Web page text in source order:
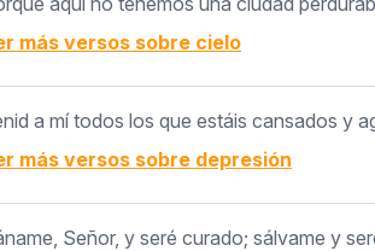
más versos sobre cielo
a mí todos los que estáis cansados y
más versos sobre depresión
Señor, y seré curado; sálvame y